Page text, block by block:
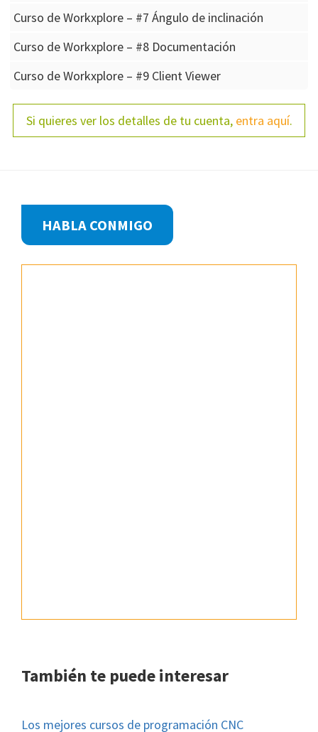
Curso de Workxplore – #7 Ángulo de inclinación
Curso de Workxplore – #8 Documentación
Curso de Workxplore – #9 Client Viewer
Si quieres ver los detalles de tu cuenta, entra aquí.
FooterHABLA CONMIGO
También te puede interesar
Los mejores cursos de programación CNC